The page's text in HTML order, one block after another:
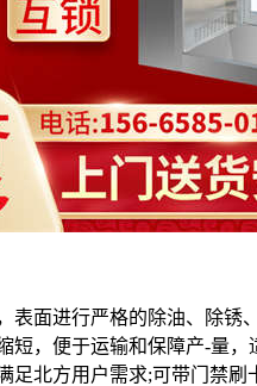
面进行严格的除油、除锈
短，便于运输和保障产-量
北方用户需求;可带门禁